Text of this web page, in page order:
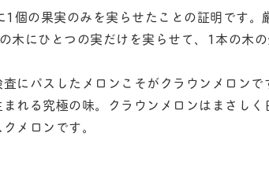
個の果実のみを実らせたことの証明です。
木にひとつの実だけを実らせて、1本の木
にパスしたメロンこそがクラウンメロンで
れる究極の味。クラウンメロンはまさしく
メロンです。